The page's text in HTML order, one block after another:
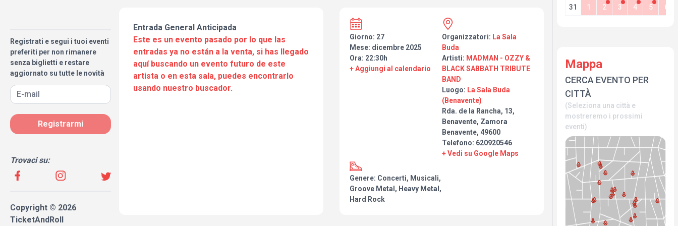
Registrati e segui i tuoi eventi
preferiti per non rimanere
senza biglietti e restare
aggiornato su tutte le novità
Registrarmi
Trovaci su:
Copyright © 2026
TicketAndRoll
Entrada General Anticipada
Este es un evento pasado por lo que las
entradas ya no están a la venta, si has llegado
aquí buscando un evento futuro de este
artista o en esta sala, puedes encontrarlo
usando nuestro buscador.
Giorno: 27
Mese: dicembre 2025
Ora: 22:30h
+ Aggiungi al calendario
Organizzatori: La Sala
Buda
Artisti: MADMAN - OZZY &
BLACK SABBATH TRIBUTE
BAND
Luogo: La Sala Buda
(Benavente)
Rda. de la Rancha, 13,
Benavente, Zamora
Benavente, 49600
Telefono: 620920546
+ Vedi su Google Maps
Genere: Concerti, Musicali,
Groove Metal, Heavy Metal,
Hard Rock
31 1 2 3 4 5 6
Mappa
CERCA EVENTO PER
CITTÀ
(Seleziona una città e
mostreremo i prossimi
eventi)